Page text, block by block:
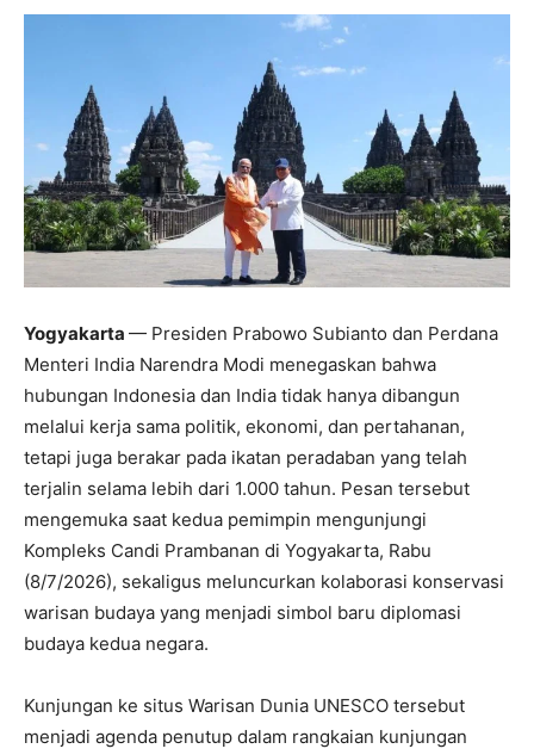
Yogyakarta — Presiden Prabowo Subianto dan Perdana
Menteri India Narendra Modi menegaskan bahwa
hubungan Indonesia dan India tidak hanya dibangun
melalui kerja sama politik, ekonomi, dan pertahanan,
tetapi juga berakar pada ikatan peradaban yang telah
terjalin selama lebih dari 1.000 tahun. Pesan tersebut
mengemuka saat kedua pemimpin mengunjungi
Kompleks Candi Prambanan di Yogyakarta, Rabu
(8/7/2026), sekaligus meluncurkan kolaborasi konservasi
warisan budaya yang menjadi simbol baru diplomasi
budaya kedua negara.
Kunjungan ke situs Warisan Dunia UNESCO tersebut
menjadi agenda penutup dalam rangkaian kunjungan